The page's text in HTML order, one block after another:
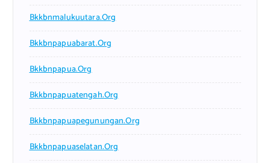
Bkkbnmalukuutara.org
Bkkbnpapuabarat.org
Bkkbnpapua.org
Bkkbnpapuatengah.org
Bkkbnpapuapegunungan.org
Bkkbnpapuaselatan.org